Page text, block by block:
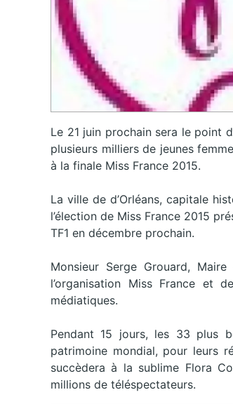
Le 21 juin prochain sera le point
plusieurs milliers de jeunes
à la finale Miss France 2015.
La ville de d’Orléans, capitale
l’élection de Miss France 2015
TF1 en décembre prochain.
Monsieur Serge Grouard,
l’organisation Miss France et
médiatiques.
Pendant 15 jours, les 33 plus
patrimoine mondial, pour leurs
succèdera à la sublime Flora
millions de téléspectateurs.